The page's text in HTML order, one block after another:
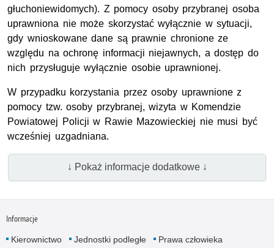
głuchoniewidomych). Z pomocy osoby przybranej osoba
uprawniona nie może skorzystać wyłącznie w sytuacji,
gdy wnioskowane dane są prawnie chronione ze
względu na ochronę informacji niejawnych, a dostęp do
nich przysługuje wyłącznie osobie uprawnionej.
W przypadku korzystania przez osoby uprawnione z
pomocy tzw. osoby przybranej, wizyta w Komendzie
Powiatowej Policji w Rawie Mazowieckiej nie musi być
wcześniej uzgadniana.
↓ Pokaż informacje dodatkowe ↓
Informacje
Kierownictwo Jednostki podległe
Prawa człowieka